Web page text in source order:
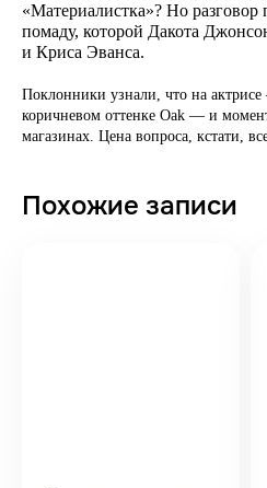
«Материалистка»? Но
помаду, которой Дакота
и Криса Эванса.
Поклонники узнали, что на
коричневом оттенке Oak — и
магазинах. Цена вопроса, кстати,
Похожие записи